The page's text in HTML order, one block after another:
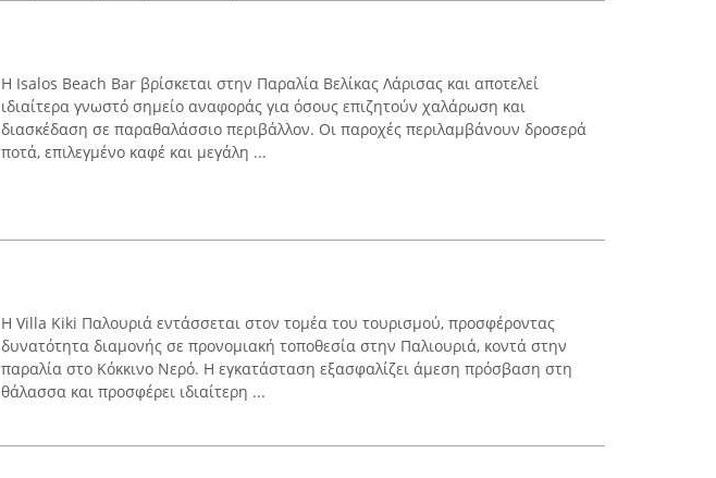
Η Isalos Beach Bar βρίσκεται στην Παραλία Βελίκας Λάρισας και αποτελεί
ιδιαίτερα γνωστό σημείο αναφοράς για όσους επιζητούν χαλάρωση και
διασκέδαση σε παραθαλάσσιο περιβάλλον. Οι παροχές περιλαμβάνουν δροσερά
ποτά, επιλεγμένο καφέ και μεγάλη ...
Η Villa Kiki Παλουριά εντάσσεται στον τομέα του τουρισμού, προσφέροντας
δυνατότητα διαμονής σε προνομιακή τοποθεσία στην Παλιουριά, κοντά στην
παραλία στο Κόκκινο Νερό. Η εγκατάσταση εξασφαλίζει άμεση πρόσβαση στη
θάλασσα και προσφέρει ιδιαίτερη ...